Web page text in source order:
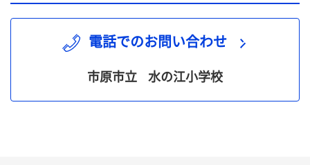
電話でのお問い合わせ
市原市立 水の江小学校